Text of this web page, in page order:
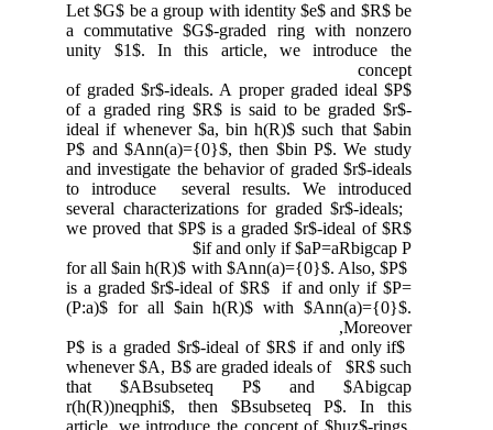
Let $G$ be a group with identity $e$ and $R$ be
a commutative $G$-graded ring with nonzero
unity $1$. In this article, we introduce the
concept
of graded $r$-ideals. A proper graded ideal $P$
of a graded ring $R$ is said to be graded $r$-
ideal if whenever $a, bin h(R)$ such that $abin
P$ and $Ann(a)={0}$, then $bin P$. We study
and investigate the behavior of graded $r$-ideals
to introduce several results. We introduced
several characterizations for graded $r$-ideals;
we proved that $P$ is a graded $r$-ideal of $R$
if and only if $aP=aRbigcap P$
for all $ain h(R)$ with $Ann(a)={0}$. Also, $P$
is a graded $r$-ideal of $R$ if and only if $P=
(P:a)$ for all $ain h(R)$ with $Ann(a)={0}$.
Moreover,
$P$ is a graded $r$-ideal of $R$ if and only if
whenever $A, B$ are graded ideals of $R$ such
that $ABsubseteq P$ and $Abigcap
r(h(R))neqphi$, then $Bsubseteq P$. In this
article, we introduce the concept of $huz$-rings.